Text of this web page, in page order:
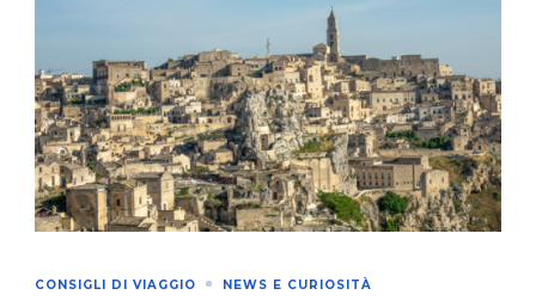
CONSIGLI DI VIAGGIO NEWS E CURIOSITÀ